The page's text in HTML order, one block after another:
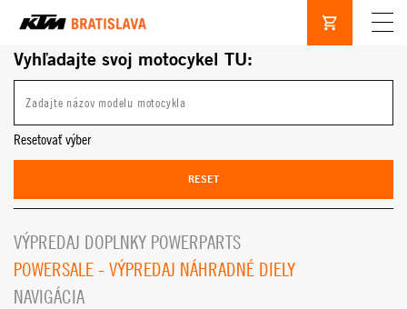
Vyhľadajte svoj motocykel TU:
Resetovať výber
RESET
VÝPREDAJ DOPLNKY POWERPARTS
POWERSALE - VÝPREDAJ NÁHRADNÉ DIELY
NAVIGÁCIA